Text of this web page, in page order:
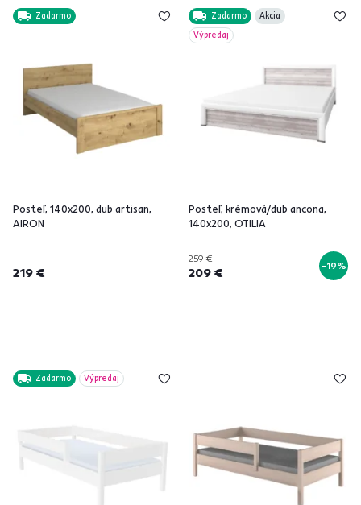
Zadarmo
Posteľ, 140x200, dub artisan,
AIRON
219 €
Zadarmo
Akcia
Výpredaj
Posteľ, krémová/dub ancona,
140x200, OTILIA
259 €
209 € -19%
Zadarmo Výpredaj